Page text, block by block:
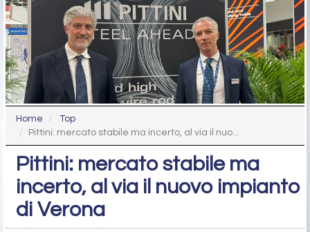
Home
Top
Pittini: mercato stabile ma incerto, al via il nuo...
Pittini: mercato stabile ma
incerto, al via il nuovo impianto
di Verona